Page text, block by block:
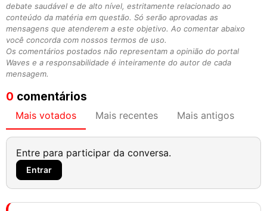
debate saudável e de alto nível, estritamente relacionado ao
conteúdo da matéria em questão. Só serão aprovadas as
mensagens que atenderem a este objetivo. Ao comentar abaixo
você concorda com nossos termos de uso.
Os comentários postados não representam a opinião do portal
Waves e a responsabilidade é inteiramente do autor de cada
mensagem.
0 comentários
Mais votados Mais recentes Mais antigos
Entre para participar da conversa.
Entrar